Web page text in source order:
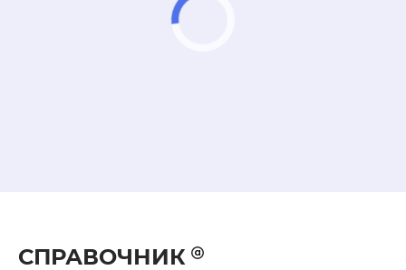
СПРАВОЧНИК